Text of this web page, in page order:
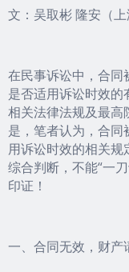
文：吴取彬 隆安（
在民事诉讼中，合同
是否适用诉讼时效的
相关法律法规及最高
是，笔者认为，合
用诉讼时效的相关
综合判断，不能“一
印证！
一、合同无效，财产